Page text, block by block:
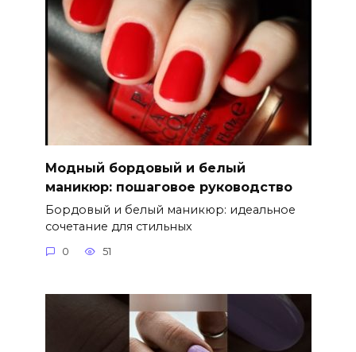
Модный бордовый и белый
маникюр: пошаговое руководство
Бордовый и белый маникюр: идеальное
сочетание для стильных
0 51